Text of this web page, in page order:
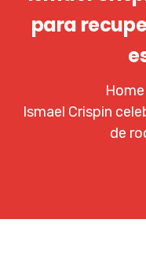
para
Home
Ismael Crispin
de